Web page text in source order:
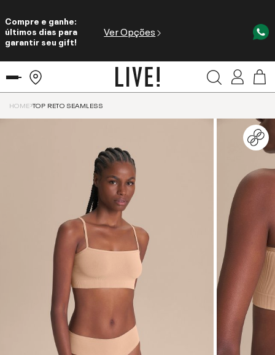
Compre e ganhe:
últimos dias para
garantir seu gift!
Ver Opções
HOME TOP RETO SEAMLESS